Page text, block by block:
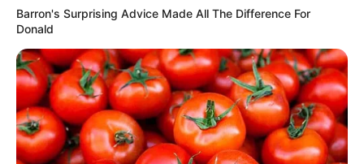
Barron's Surprising Advice Made All The Difference For
Donald